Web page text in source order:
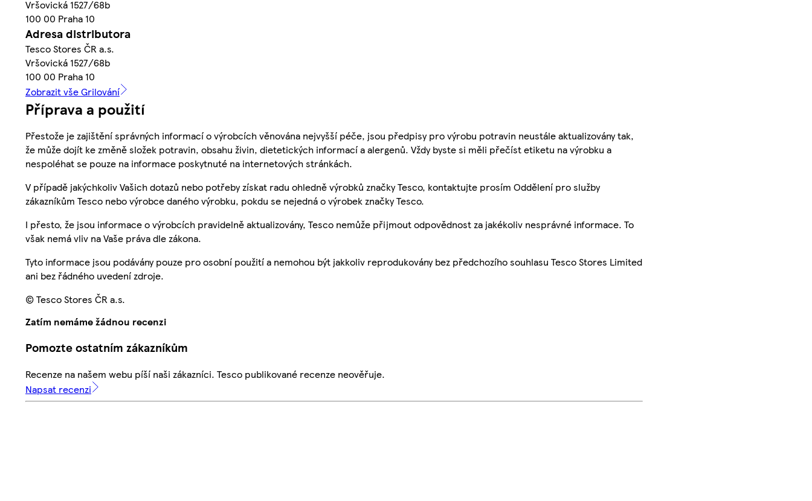
Vršovická 1527/68b
100 00 Praha 10
Adresa distributora
Tesco Stores ČR a.s.
Vršovická 1527/68b
100 00 Praha 10
Zobrazit vše Grilování
Příprava a použití
Přestože je zajištění správných informací o výrobcích věnována nejvyšší péče, jsou předpisy pro výrobu potravin neustále aktualizovány tak,
že může dojít ke změně složek potravin, obsahu živin, dietetických informací a alergenů. Vždy byste si měli přečíst etiketu na výrobku a
nespoléhat se pouze na informace poskytnuté na internetových stránkách.
V případě jakýchkoliv Vašich dotazů nebo potřeby získat radu ohledně výrobků značky Tesco, kontaktujte prosím Oddělení pro služby
zákazníkům Tesco nebo výrobce daného výrobku, pokdu se nejedná o výrobek značky Tesco.
I přesto, že jsou informace o výrobcích pravidelně aktualizovány, Tesco nemůže přijmout odpovědnost za jakékoliv nesprávné informace. To
však nemá vliv na Vaše práva dle zákona.
Tyto informace jsou podávány pouze pro osobní použití a nemohou být jakkoliv reprodukovány bez předchozího souhlasu Tesco Stores Limited
ani bez řádného uvedení zdroje.
© Tesco Stores ČR a.s.
Zatím nemáme žádnou recenzi
Pomozte ostatním zákazníkům
Recenze na našem webu píší naši zákazníci. Tesco publikované recenze neověřuje.
Napsat recenzi